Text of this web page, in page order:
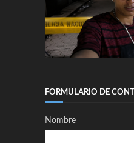
FORMULARIO DE
Nombre